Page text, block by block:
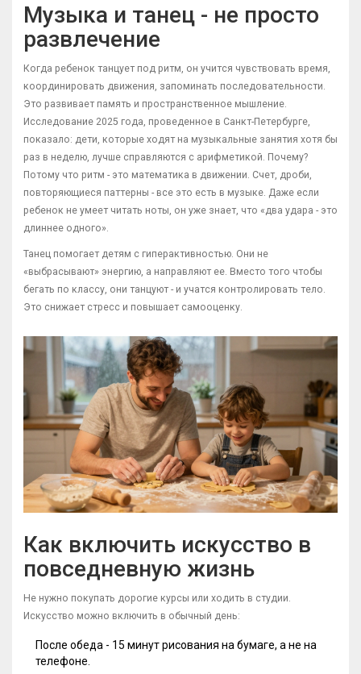
Музыка и танец - не просто
развлечение
Когда ребенок танцует под ритм, он учится чувствовать время,
координировать движения, запоминать последовательности.
Это развивает память и пространственное мышление.
Исследование 2025 года, проведенное в Санкт-Петербурге,
показало: дети, которые ходят на музыкальные занятия хотя бы
раз в неделю, лучше справляются с арифметикой. Почему?
Потому что ритм - это математика в движении. Счет, дроби,
повторяющиеся паттерны - все это есть в музыке. Даже если
ребенок не умеет читать ноты, он уже знает, что «два удара - это
длиннее одного».
Танец помогает детям с гиперактивностью. Они не
«выбрасывают» энергию, а направляют ее. Вместо того чтобы
бегать по классу, они танцуют - и учатся контролировать тело.
Это снижает стресс и повышает самооценку.
Как включить искусство в
повседневную жизнь
Не нужно покупать дорогие курсы или ходить в студии.
Искусство можно включить в обычный день:
После обеда - 15 минут рисования на бумаге, а не на
телефоне.